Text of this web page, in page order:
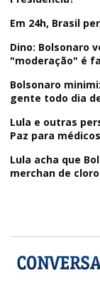
Em 24h, Brasil
Dino: Bolsonaro
"moderação" é
Bolsonaro
gente todo dia
Lula e outras
Paz para
Lula acha que
merchan de